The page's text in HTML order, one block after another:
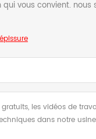
vous convient.